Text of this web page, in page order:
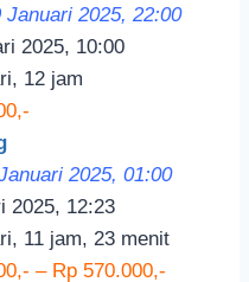
2025, 22:00
2025, 10:00
12 jam
2025, 01:00
2025, 12:23
11 jam, 23 menit
– Rp 570.000,-